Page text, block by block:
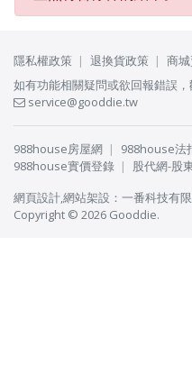
隱私權政策 退換貨政策
商
如有功能相關疑問或欲回報錯誤
service@gooddie.tw
988house房屋網 988house法
988house實價登錄
股代網-股
網頁設計,網站架設 ： 一番科技有
Copyright © 2026 Gooddie.